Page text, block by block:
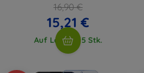
16,90 €
15,21 €
Auf Lager > 5 Stk.